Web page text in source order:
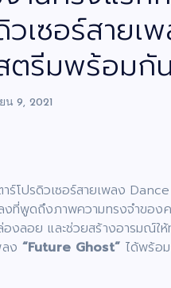
วเซอร์สาย
ตรีมพร้อมกั
น 9, 2021
ร์โปรดิวเซอร์สายเพลง Dance
งที่พูดถึงภาพความทรงจำขอ
งลอย และช่วยสร้างอารมณ์ใ
ง “Future Ghost”ได้พร้อม